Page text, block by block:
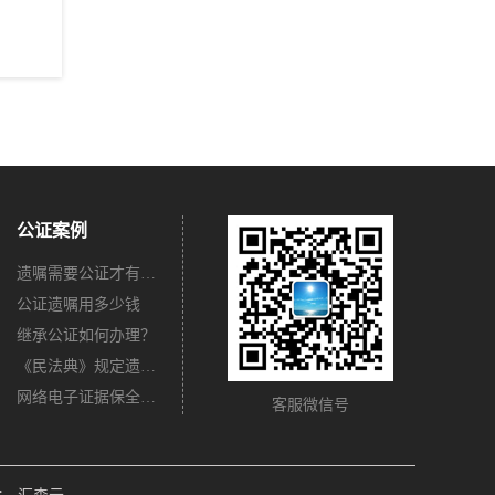
公证案例
遗嘱需要公证才有法律效力吗？
公证遗嘱用多少钱
继承公证如何办理？
《民法典》规定遗嘱不公证有法律效力吗？
网络电子证据保全公证怎么办理？
客服微信号